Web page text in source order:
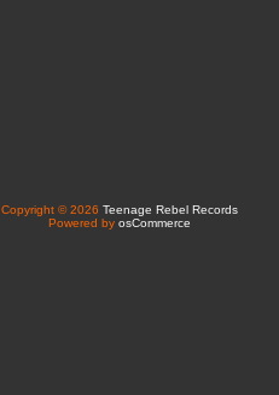
Copyright © 2026 Teenage Rebel Records
Powered by osCommerce